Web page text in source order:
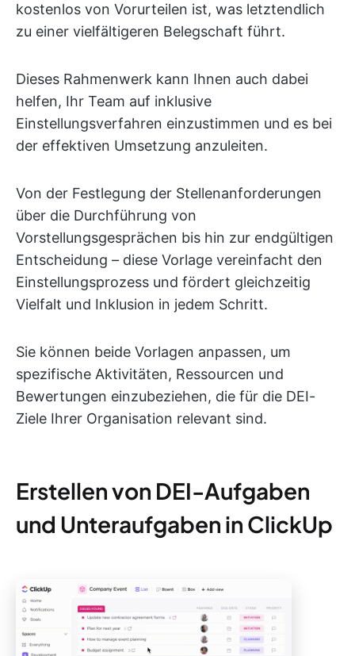
kostenlos von Vorurteilen ist, was letztendlich
zu einer vielfältigeren Belegschaft führt.
Dieses Rahmenwerk kann Ihnen auch dabei
helfen, Ihr Team auf inklusive
Einstellungsverfahren einzustimmen und es bei
der effektiven Umsetzung anzuleiten.
Von der Festlegung der Stellenanforderungen
über die Durchführung von
Vorstellungsgesprächen bis hin zur endgültigen
Entscheidung – diese Vorlage vereinfacht den
Einstellungsprozess und fördert gleichzeitig
Vielfalt und Inklusion in jedem Schritt.
Sie können beide Vorlagen anpassen, um
spezifische Aktivitäten, Ressourcen und
Bewertungen einzubeziehen, die für die DEI-
Ziele Ihrer Organisation relevant sind.
Erstellen von DEI-Aufgaben
und Unteraufgaben in ClickUp